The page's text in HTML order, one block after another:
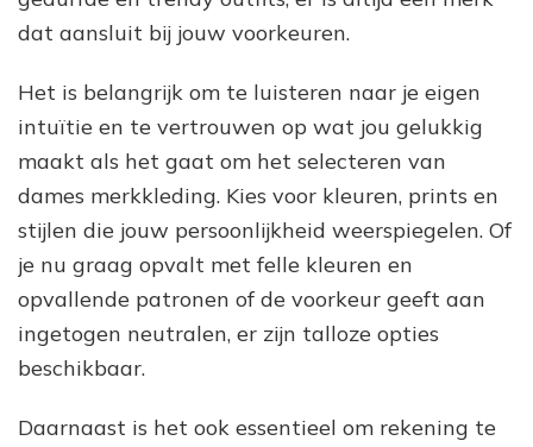
dat aansluit bij jouw voorkeuren.
Het is belangrijk om te luisteren naar je eigen
intuïtie en te vertrouwen op wat jou gelukkig
maakt als het gaat om het selecteren van
dames merkkleding. Kies voor kleuren, prints en
stijlen die jouw persoonlijkheid weerspiegelen. Of
je nu graag opvalt met felle kleuren en
opvallende patronen of de voorkeur geeft aan
ingetogen neutralen, er zijn talloze opties
beschikbaar.
Daarnaast is het ook essentieel om rekening te